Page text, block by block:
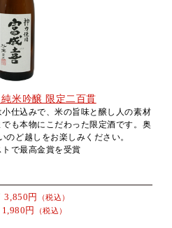
米吟醸 限定二百貫
小仕込みで、米の旨味と醸し人の素材
も本物にこだわった限定酒です。奥
のど越しをお楽しみください。
で最高金賞を受賞
3,850円 （税込）
1,980円 （税込）